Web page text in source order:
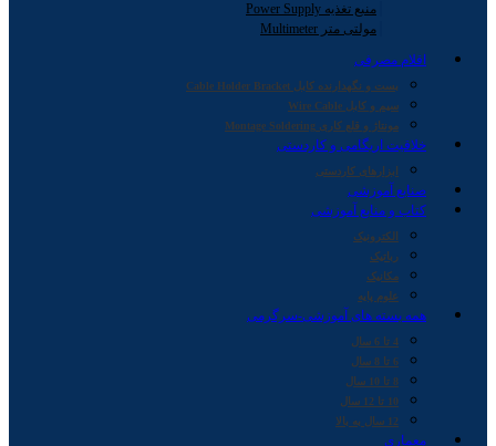
منبع تغذیه Power Supply
مولتی متر Multimeter
اقلام مصرفی
بست و نگهدارنده کابل Cable Holder Bracket
سیم و کابل Wire Cable
مونتاژ و قلع کاری Montage Soldering
خلاقیت اریگامی و کاردستی
ابزارهای کاردستی
صنایع آموزشی
کتاب و منابع آموزشی
الکترونیک
رباتیک
مکانیک
علوم پایه
همه بسته های آموزشی-سرگرمی
4 تا 6 سال
6 تا 8 سال
8 تا 10 سال
10 تا 12 سال
12 سال به بالا
معماری